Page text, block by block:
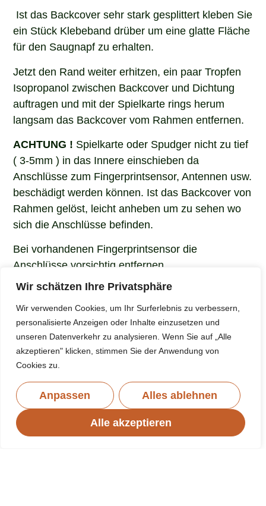
Wir schätzen Ihre Privatsphäre
Wir verwenden Cookies, um Ihr Surferlebnis zu verbessern,
personalisierte Anzeigen oder Inhalte einzusetzen und
unseren Datenverkehr zu analysieren. Wenn Sie auf „Alle
akzeptieren" klicken, stimmen Sie der Anwendung von
Cookies zu.
Anpassen Alles ablehnen
Alle akzeptieren
Ist das Backcover sehr stark gesplittert kleben Sie
ein Stück Klebeband drüber um eine glatte Fläche
für den Saugnapf zu erhalten.
Jetzt den Rand weiter erhitzen, ein paar Tropfen
Isopropanol zwischen Backcover und Dichtung
auftragen und mit der Spielkarte rings herum
langsam das Backcover vom Rahmen entfernen.
ACHTUNG ! Spielkarte oder Spudger nicht zu tief
( 3-5mm ) in das Innere einschieben da
Anschlüsse zum Fingerprintsensor, Antennen usw.
beschädigt werden können. Ist das Backcover von
Rahmen gelöst, leicht anheben um zu sehen wo
sich die Anschlüsse befinden.
Bei vorhandenen Fingerprintsensor die
Anschlüsse vorsichtig entfernen.
Nicht originalen Backcover werden oft ohne
Kameraglas Fingerprintsensor und diverse
Kleinteile geliefert. Hiermuss man vom alten
Backcover die Teileumbauen und eventuell neu
verkleben.
Klebereste und Splitter vom Rahmen
entfernen und mit Isopropanol gründlich
einigen.
4. Neues Backcover anbringen.